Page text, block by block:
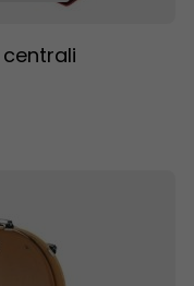
centrali